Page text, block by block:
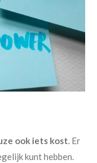
ook iets kost. Er
kunt hebben.